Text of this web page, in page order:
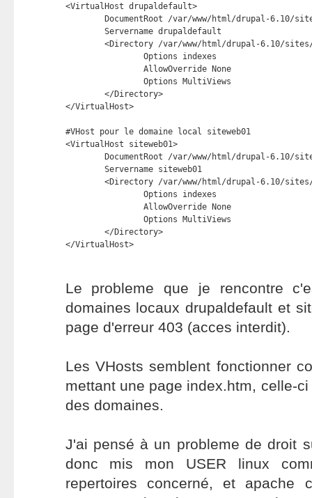
<VirtualHost drupaldefault>
DocumentRoot /var/www/html/drupal-6.10/
        Servername drupaldefault
<Directory /var/www/html/drupal-6.10/
                Options indexes
                AllowOverride None
                Options MultiViews
        </Directory>
</VirtualHost>
#VHost pour le domaine local siteweb01
<VirtualHost siteweb01>
DocumentRoot /var/www/html/drupal-6.10/
        Servername siteweb01
<Directory /var/www/html/drupal-6.10/
                Options indexes
                AllowOverride None
                Options MultiViews
        </Directory>
</VirtualHost>
Le probleme que je rencontre
domaines locaux drupaldefault et
page d'erreur 403 (acces interdit).
Les VHosts semblent fonctionner
mettant une page index.htm, celle-
des domaines.
J'ai pensé à un probleme de droit
donc mis mon USER linux
repertoires concerné, et apache